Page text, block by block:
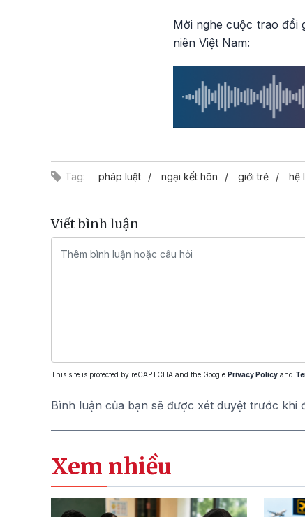
Mời nghe cuộc trao đổi
niên Việt Nam:
Tag: pháp luật ngại kết hôn giới trẻ hệ
Viết bình luận
This site is protected by reCAPTCHA and the Google Privacy Policy and
Bình luận của bạn sẽ được xét duyệt trước khi
Xem nhiều